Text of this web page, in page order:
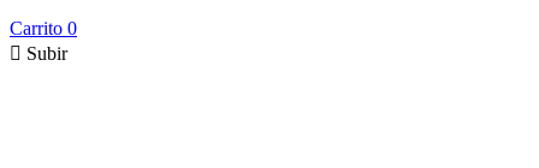
Carrito 0
 Subir